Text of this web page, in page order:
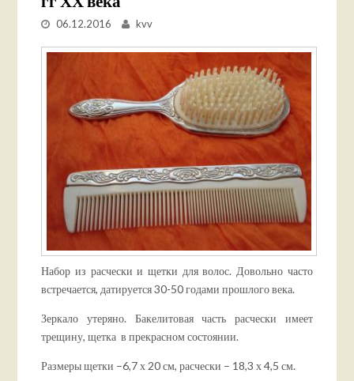
06.12.2016 kvv
Набор из расчески и щетки для волос. Довольно часто
встречается, датируется 30-50 годами прошлого века.
Зеркало утеряно. Бакелитовая часть расчески имеет
трещину, щетка в прекрасном состоянии.
Размеры щетки –6,7 х 20 см, расчески – 18,3 х 4,5 см.